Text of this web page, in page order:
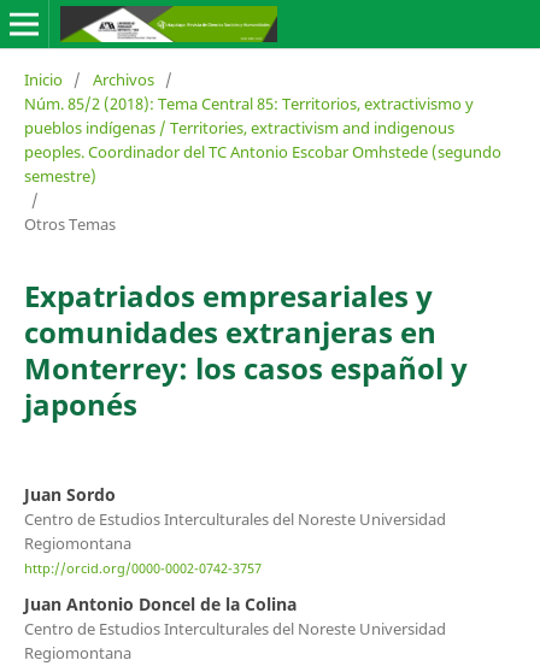
Inicio / Archivos /
Núm. 85/2 (2018): Tema Central 85: Territorios, extractivismo y
pueblos indígenas / Territories, extractivism and indigenous
peoples. Coordinador del TC Antonio Escobar Omhstede (segundo
semestre)
/
Otros Temas
Expatriados empresariales y
comunidades extranjeras en
Monterrey: los casos español y
japonés
Juan Sordo
Centro de Estudios Interculturales del Noreste Universidad
Regiomontana
http://orcid.org/0000-0002-0742-3757
Juan Antonio Doncel de la Colina
Centro de Estudios Interculturales del Noreste Universidad
Regiomontana